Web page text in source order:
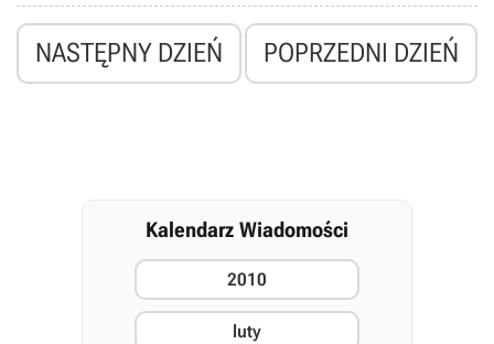
NASTĘPNY DZIEŃ POPRZEDNI DZIEŃ
Kalendarz Wiadomości
2010
luty